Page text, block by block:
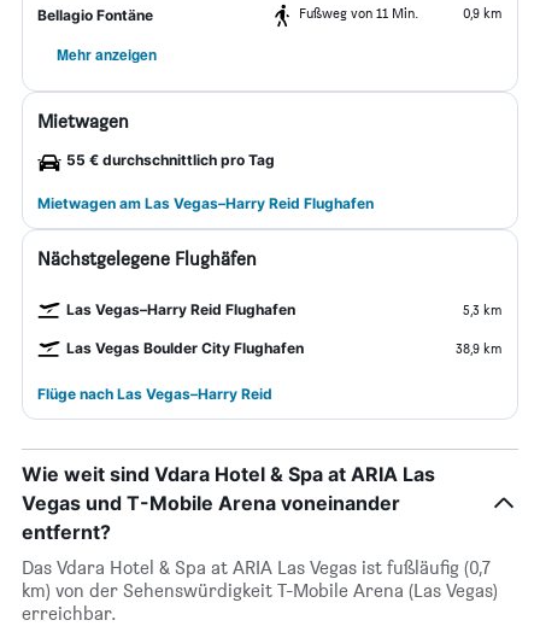
Bellagio Fontäne Fußweg von 11 Min. 0,9 km
Mehr anzeigen
Mietwagen
55 € durchschnittlich pro Tag
Mietwagen am Las Vegas–Harry Reid Flughafen
Nächstgelegene Flughäfen
Las Vegas–Harry Reid Flughafen 5,3 km
Las Vegas Boulder City Flughafen 38,9 km
Flüge nach Las Vegas–Harry Reid
Wie weit sind Vdara Hotel & Spa at ARIA Las
Vegas und T-Mobile Arena voneinander
entfernt?
Das Vdara Hotel & Spa at ARIA Las Vegas ist fußläufig (0,7
km) von der Sehenswürdigkeit T-Mobile Arena (Las Vegas)
erreichbar.